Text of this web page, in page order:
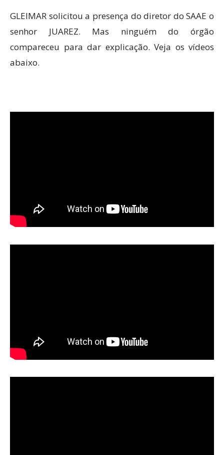
GLEIMAR solicitou a presença do diretor do SAAE o
senhor JUAREZ. Mas ninguém do órgão
compareceu para dar explicação. Veja os vídeos
abaixo.